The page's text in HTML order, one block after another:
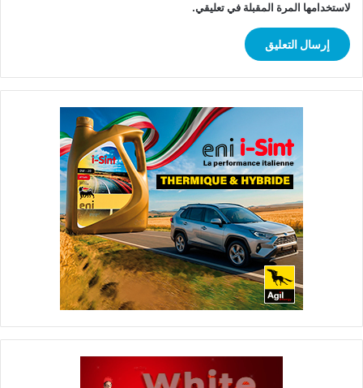
لاستخدامها المرة المقبلة في تعليقي.